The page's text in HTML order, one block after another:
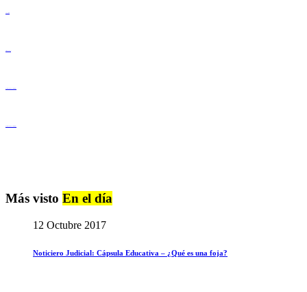
Más visto En el día
12 Octubre 2017
Noticiero Judicial: Cápsula Educativa – ¿Qué es una foja?